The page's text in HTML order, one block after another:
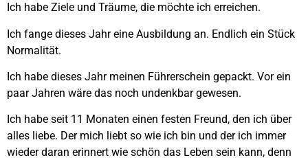
Ich habe Ziele und Träume, die möchte ich erreichen.
Ich fange dieses Jahr eine Ausbildung an. Endlich ein Stück
Normalität.
Ich habe dieses Jahr meinen Führerschein gepackt. Vor ein
paar Jahren wäre das noch undenkbar gewesen.
Ich habe seit 11 Monaten einen festen Freund, den ich über
alles liebe. Der mich liebt so wie ich bin und der ich immer
wieder daran erinnert wie schön das Leben sein kann, denn